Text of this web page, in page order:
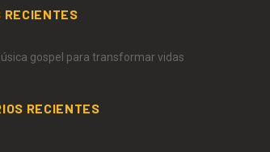
RECIENTES
gospel para transformar vidas
RECIENTES